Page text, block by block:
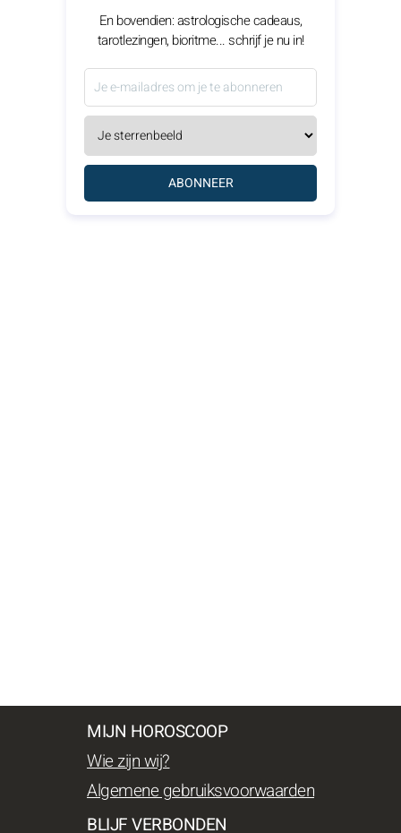
En bovendien: astrologische cadeaus,
tarotlezingen, bioritme... schrijf je nu in!
ABONNEER
MIJN HOROSCOOP
Wie zijn wij?
Algemene gebruiksvoorwaarden
BLIJF VERBONDEN